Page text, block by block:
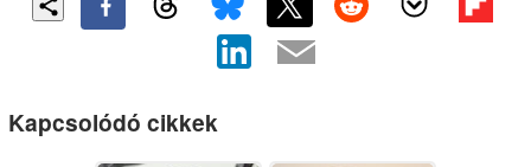
Kapcsolódó cikkek